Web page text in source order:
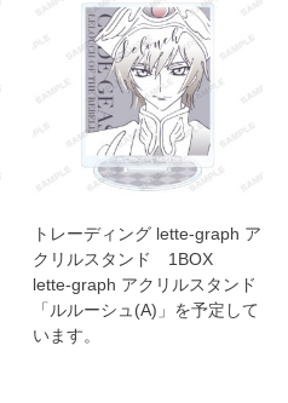
トレーディング lette-graph ア
クリルスタンド 1BOX
lette-graph アクリルスタンド
「ルルーシュ(A)」を予定して
います。